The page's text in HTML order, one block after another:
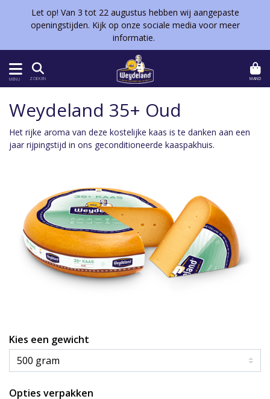
Let op! Van 3 tot 22 augustus hebben wij aangepaste
openingstijden. Kijk op onze sociale media voor meer
informatie.
MENU ZOEKEN MAND
Weydeland 35+ Oud
Het rijke aroma van deze kostelijke kaas is te danken aan een
jaar rijpingstijd in ons geconditioneerde kaaspakhuis.
Kies een gewicht
Opties verpakken